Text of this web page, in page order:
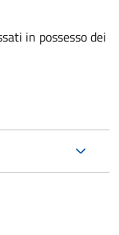
in possesso dei